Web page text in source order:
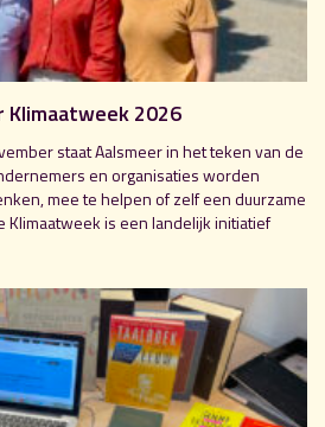
2026
staat Aalsmeer in het teken van de
en organisaties worden
mee te helpen of zelf een duurzame
Klimaatweek is een landelijk initiatief